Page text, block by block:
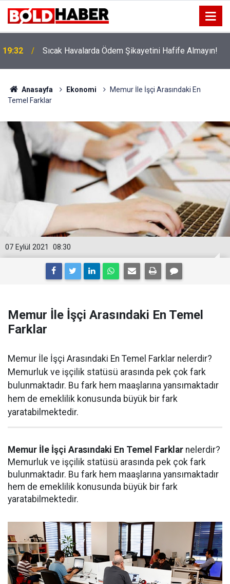
19:32 Sıcak Havalarda Ödem Şikayetini Hafife Almayın!
Anasayfa Ekonomi
Memur İle İşçi Arasındaki En
Temel Farklar
08:30
07 Eylül 2021
Memur İle İşçi Arasındaki En Temel
Farklar
Memur İle İşçi Arasındaki En Temel Farklar nelerdir?
Memurluk ve işçilik statüsü arasında pek çok fark
bulunmaktadır. Bu fark hem maaşlarına yansımaktadır
hem de emeklilik konusunda büyük bir fark
yaratabilmektedir.
Memur İle İşçi Arasındaki En Temel Farklar nelerdir?
Memurluk ve işçilik statüsü arasında pek çok fark
bulunmaktadır. Bu fark hem maaşlarına yansımaktadır
hem de emeklilik konusunda büyük bir fark
yaratabilmektedir.